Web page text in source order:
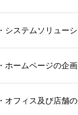
・システムソリュー
・ホームページの企
・オフィス及び店舗